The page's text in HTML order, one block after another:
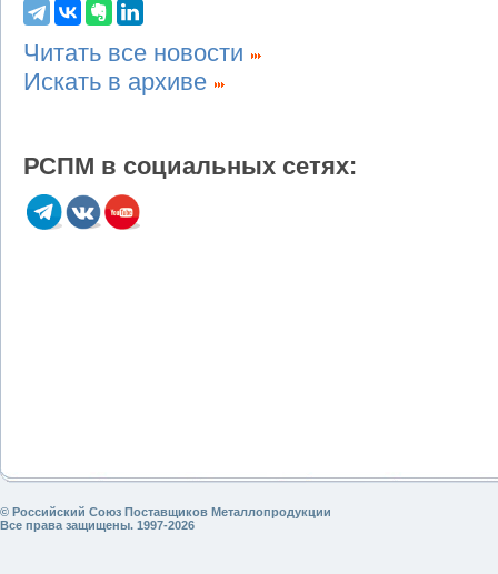
Читать все новости
Искать в архиве
РСПМ в социальных сетях:
© Российский Союз Поставщиков Металлопродукции
Все права защищены. 1997-2026